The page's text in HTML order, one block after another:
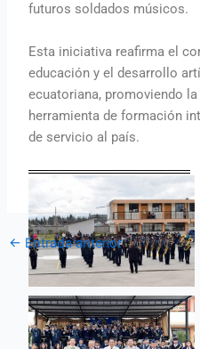
futuros soldados músicos.
Esta iniciativa reafirma el
educación y el desarrollo
ecuatoriana, promoviendo
herramienta de formación
de servicio al país.
← Entrada anterior